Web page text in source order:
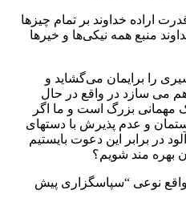
اراده خداوند بر تمام چیزها
منبع همه نیکی‌ها و خیرها
را برایمان می‌گشاید و
می سازد در واقع در حال
مهمانی بزرگ است و ما اگر
و عدم‌ پذیرش با دستهای
در برابر این دعوت بایستیم
بهره مند شویم؟
نوعی “سپاسگزاری پیش